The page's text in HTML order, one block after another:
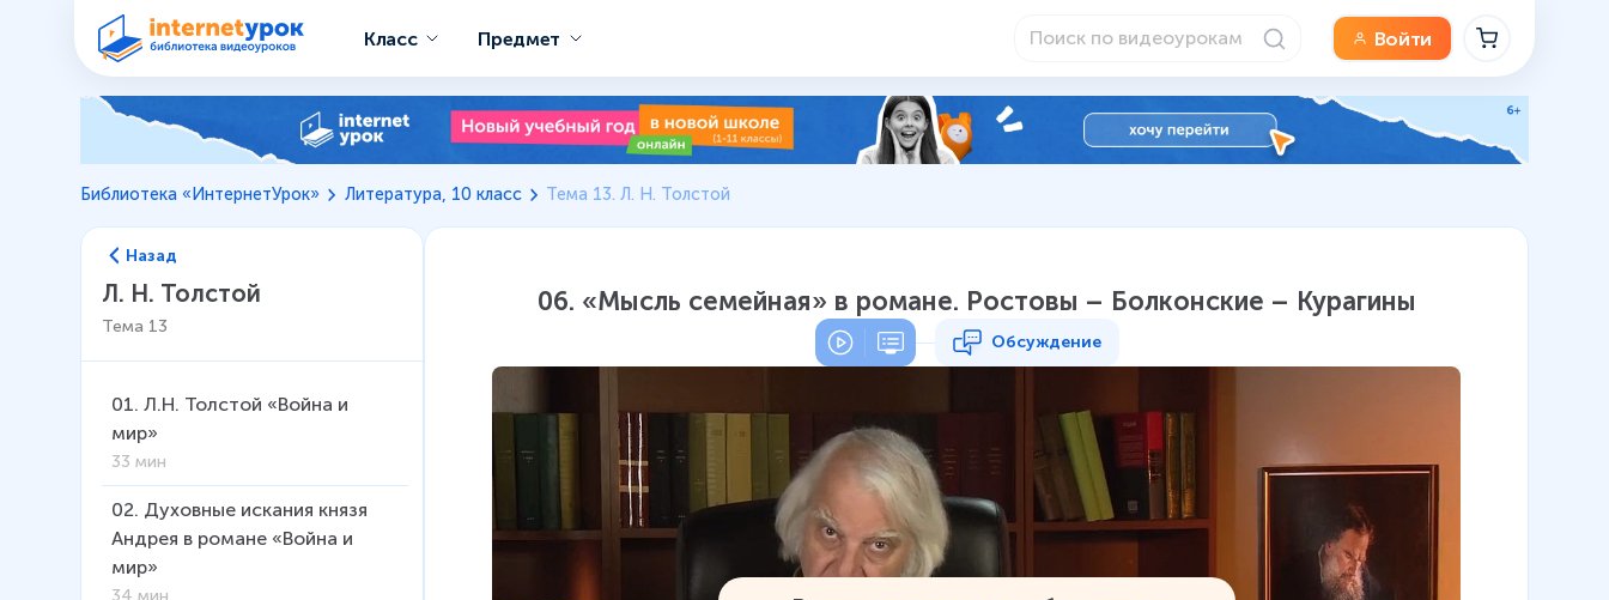
Класс Предмет Войти
Библиотека «ИнтернетУрок» Литература, 10 класс Тема 13. Л. Н. Толстой
Назад
Л. Н. Толстой
Тема 13
01. Л.Н. Толстой «Война и
мир»
33 мин
02. Духовные искания князя
Андрея в романе «Война и
мир»
06. «Мысль семейная» в романе. Ростовы – Болконские – Курагины
Обсуждение